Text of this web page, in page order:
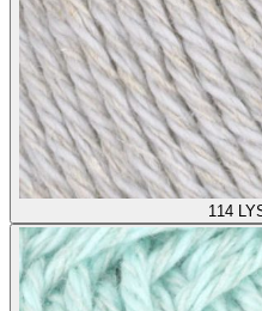
114